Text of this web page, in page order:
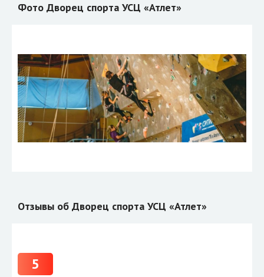
Фото Дворец спорта УСЦ «Атлет»
Отзывы об Дворец спорта УСЦ «Атлет»
5